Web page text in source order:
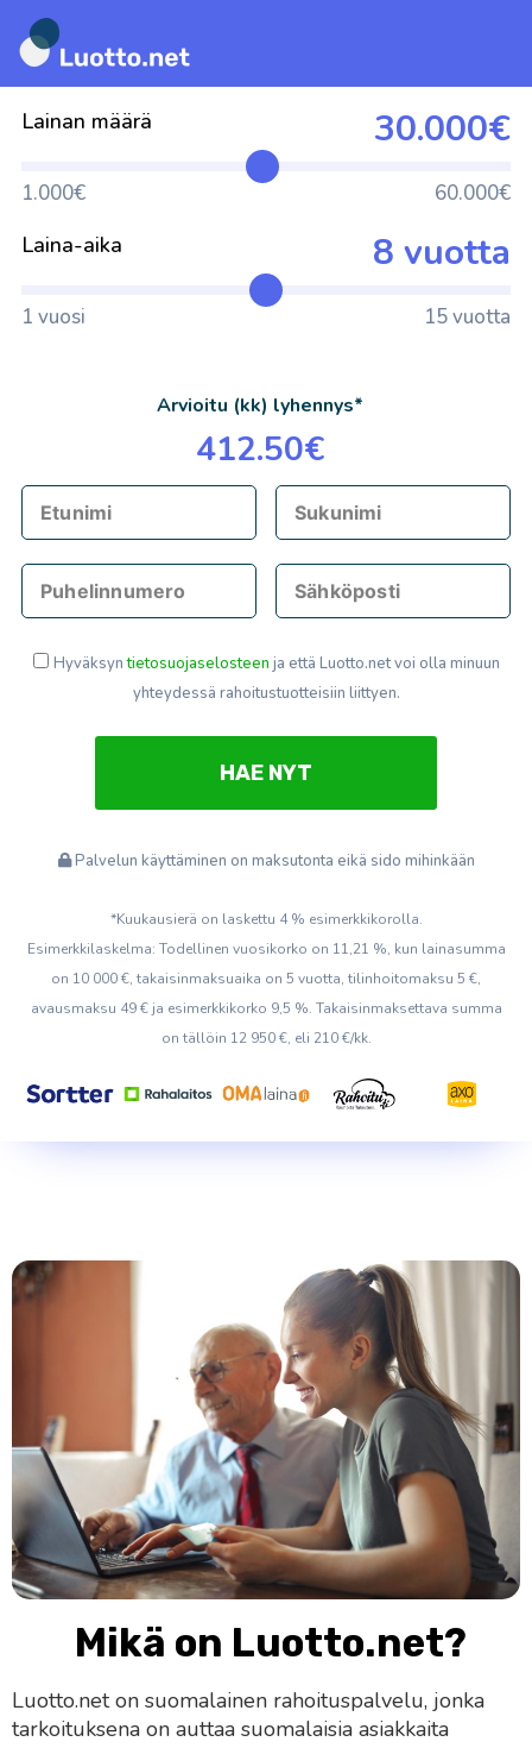
Siirry
suoraan
sisältöön
Lainan määrä 30.000€
1.000€ 60.000€
Laina-aika 8 vuotta
1 vuosi 15 vuotta
Arvioitu (kk) lyhennys*
412.50€
Hyväksyntietosuojaselosteen ja että Luotto.net voi olla minuun
yhteydessä rahoitustuotteisiin liittyen.
Palvelun käyttäminen on maksutonta eikä sido mihinkään
*Kuukausierä on laskettu 4 % esimerkkikorolla.
Esimerkkilaskelma: Todellinen vuosikorko on 11,21 %, kun lainasumma
on 10 000 €, takaisinmaksuaika on 5 vuotta, tilinhoitomaksu 5 €,
avausmaksu 49 € ja esimerkkikorko 9,5 %. Takaisinmaksettava summa
on tällöin 12 950 €, eli 210 €/kk.
Mikä on Luotto.net?
Luotto.net on suomalainen rahoituspalvelu, jonka
tarkoituksena on auttaa suomalaisia asiakkaita